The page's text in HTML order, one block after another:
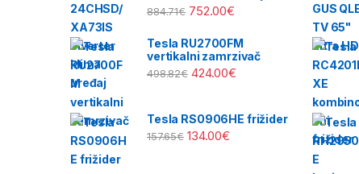
884.71€ 752.00€
Tesla RU2700FM
vertikalni zamrzivač
498.82€ 424.00€
Tesla RS0906HE frižider
157.65€ 134.00€